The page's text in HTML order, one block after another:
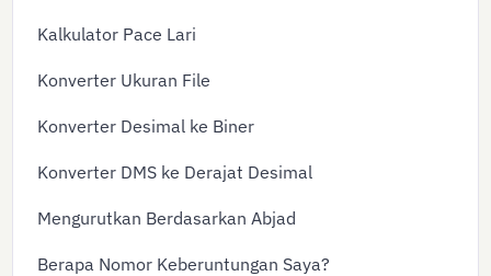
Kalkulator Pace Lari
Konverter Ukuran File
Konverter Desimal ke Biner
Konverter DMS ke Derajat Desimal
Mengurutkan Berdasarkan Abjad
Berapa Nomor Keberuntungan Saya?